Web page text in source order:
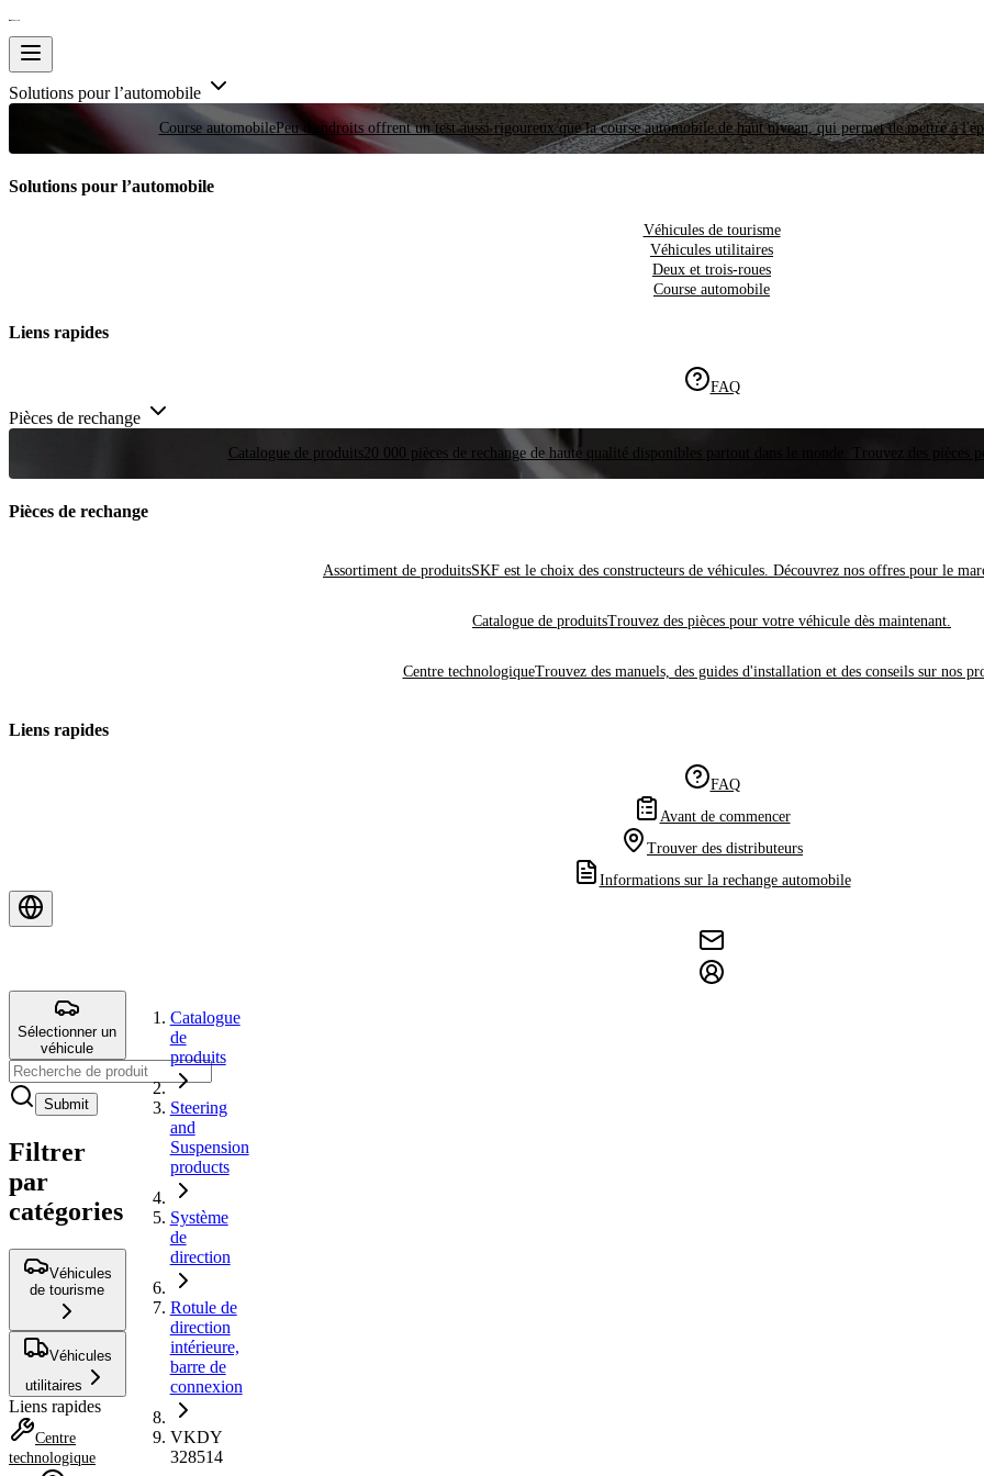
Solutions pour l’automobile
Course automobilePeu d'endroits offrent un test aussi rigoureux que la course automobile de haut niveau, qui permet de mettre à
Solutions pour l’automobile
Véhicules de tourisme
Véhicules utilitaires
Deux et trois-roues
Course automobile
Liens rapides
FAQ
Pièces de rechange
Catalogue de produits20 000 pièces de rechange de haute qualité disponibles partout dans le monde. Trouvez des pièces
Pièces de rechange
Assortiment de produitsSKF est le choix des constructeurs de véhicules. Découvrez nos offres pour le
Catalogue de produitsTrouvez des pièces pour votre véhicule dès maintenant.
Centre technologiqueTrouvez des manuels, des guides d'installation et des conseils sur nos
Liens rapides
FAQ
Avant de commencer
Trouver des distributeurs
Informations sur la rechange automobile
Sélectionner un
véhicule
Submit
Filtrer
par
catégories
Véhicules
de tourisme
Véhicules
utilitaires
Liens rapides
Centre
technologique
Catalogue
de
produits
Steering
and
Suspension
products
Système
de
direction
Rotule de
direction
intérieure,
barre de
connexion
VKDY
328514